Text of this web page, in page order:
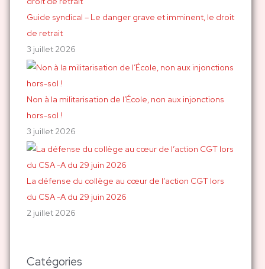
Guide syndical – Le danger grave et imminent, le droit
de retrait
3 juillet 2026
Non à la militarisation de l’École, non aux injonctions
hors-sol !
3 juillet 2026
La défense du collège au cœur de l’action CGT lors
du CSA -A du 29 juin 2026
2 juillet 2026
Catégories